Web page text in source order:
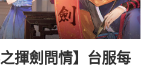
揮劍問情】台服每